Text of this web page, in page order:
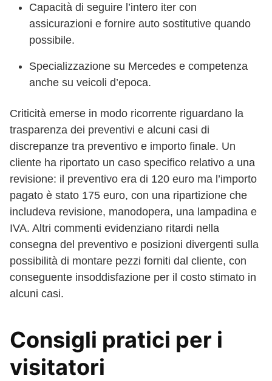
Capacità di seguire l’intero iter con
assicurazioni e fornire auto sostitutive quando
possibile.
Specializzazione su Mercedes e competenza
anche su veicoli d’epoca.
Criticità emerse in modo ricorrente riguardano la
trasparenza dei preventivi e alcuni casi di
discrepanze tra preventivo e importo finale. Un
cliente ha riportato un caso specifico relativo a una
revisione: il preventivo era di 120 euro ma l’importo
pagato è stato 175 euro, con una ripartizione che
includeva revisione, manodopera, una lampadina e
IVA. Altri commenti evidenziano ritardi nella
consegna del preventivo e posizioni divergenti sulla
possibilità di montare pezzi forniti dal cliente, con
conseguente insoddisfazione per il costo stimato in
alcuni casi.
Consigli pratici per i
visitatori